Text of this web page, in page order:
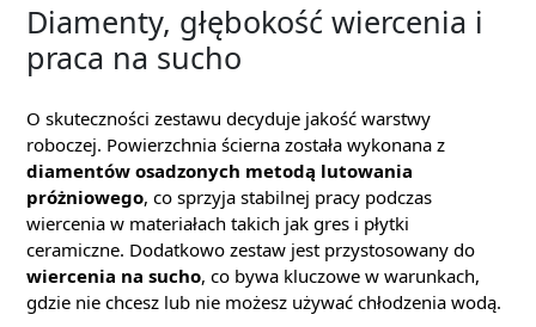
Diamenty, głębokość wiercenia i
praca na sucho
O skuteczności zestawu decyduje jakość warstwy
roboczej. Powierzchnia ścierna została wykonana z
diamentów osadzonych metodą lutowania
próżniowego, co sprzyja stabilnej pracy podczas
wiercenia w materiałach takich jak gres i płytki
ceramiczne. Dodatkowo zestaw jest przystosowany do
wiercenia na sucho, co bywa kluczowe w warunkach,
gdzie nie chcesz lub nie możesz używać chłodzenia wodą.